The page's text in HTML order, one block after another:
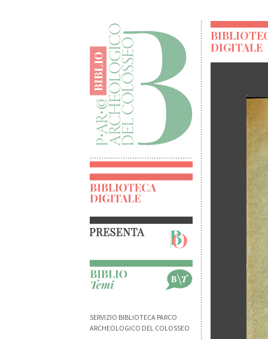
SERVIZIO BIBLIOTECA PARCO
ARCHEOLOGICO DEL COLOSSEO
DIGITALE